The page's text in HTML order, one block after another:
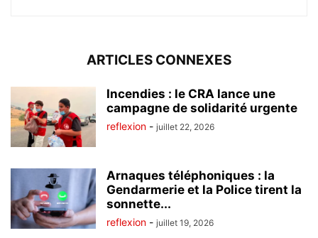
ARTICLES CONNEXES
Incendies : le CRA lance une
campagne de solidarité urgente
reflexion - juillet 22, 2026
Arnaques téléphoniques : la
Gendarmerie et la Police tirent la
sonnette...
reflexion - juillet 19, 2026